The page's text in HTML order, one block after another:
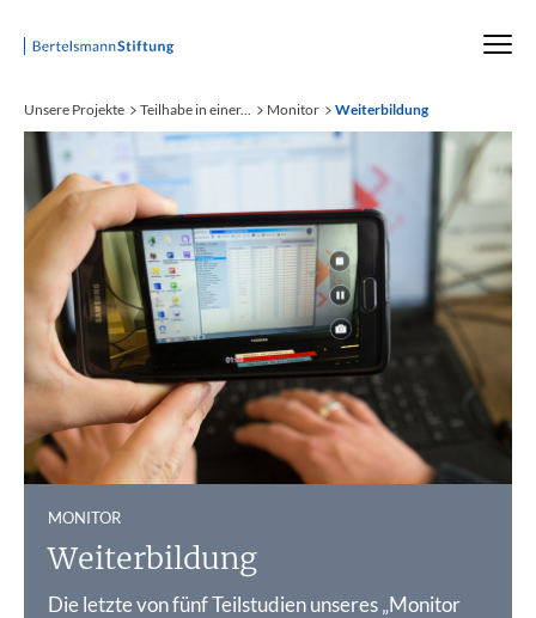
Startseite
Unsere Projekte Teilhabe in einer... Monitor Weiterbildung
MONITOR:
Weiterbildung
Die letzte von fünf Teilstudien unseres „Monitor